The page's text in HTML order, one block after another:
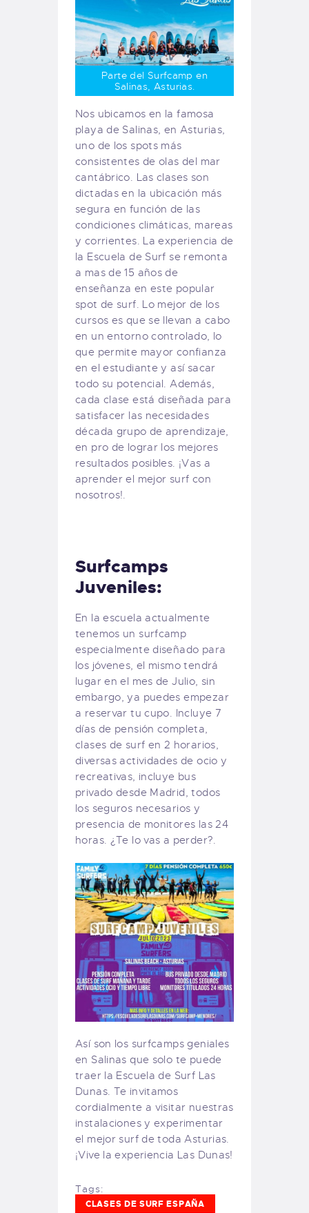
Parte del Surfcamp en
Salinas, Asturias.
Nos ubicamos en la famosa
playa de Salinas, en Asturias,
uno de los spots más
consistentes de olas del mar
cantábrico. Las clases son
dictadas en la ubicación más
segura en función de las
condiciones climáticas, mareas
y corrientes. La experiencia de
la Escuela de Surf se remonta
a mas de 15 años de
enseñanza en este popular
spot de surf. Lo mejor de los
cursos es que se llevan a cabo
en un entorno controlado, lo
que permite mayor confianza
en el estudiante y así sacar
todo su potencial. Además,
cada clase está diseñada para
satisfacer las necesidades
década grupo de aprendizaje,
en pro de lograr los mejores
resultados posibles. ¡Vas a
aprender el mejor surf con
nosotros!.
Surfcamps
Juveniles:
En la escuela actualmente
tenemos un surfcamp
especialmente diseñado para
los jóvenes, el mismo tendrá
lugar en el mes de Julio, sin
embargo, ya puedes empezar
a reservar tu cupo. Incluye 7
días de pensión completa,
clases de surf en 2 horarios,
diversas actividades de ocio y
recreativas, incluye bus
privado desde Madrid, todos
los seguros necesarios y
presencia de monitores las 24
horas. ¿Te lo vas a perder?.
Así son los surfcamps geniales
en Salinas que solo te puede
traer la Escuela de Surf Las
Dunas. Te invitamos
cordialmente a visitar nuestras
instalaciones y experimentar
el mejor surf de toda Asturias.
¡Vive la experiencia Las Dunas!
Tags:
CLASES DE SURF ESPAÑA